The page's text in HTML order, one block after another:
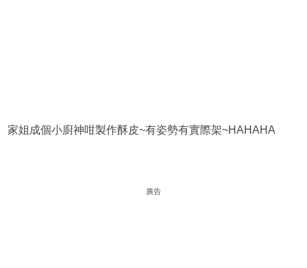
家姐成個小廚神咁製作酥皮~有姿勢有實際架~HAHAHA
廣告